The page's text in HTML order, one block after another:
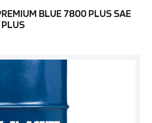
BLUE 7800 PLUS SAE
PLUS